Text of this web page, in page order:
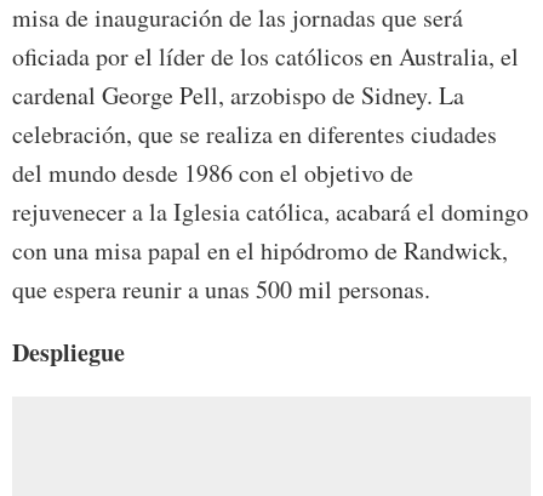
misa de inauguración de las jornadas que será
oficiada por el líder de los católicos en Australia, el
cardenal George Pell, arzobispo de Sidney. La
celebración, que se realiza en diferentes ciudades
del mundo desde 1986 con el objetivo de
rejuvenecer a la Iglesia católica, acabará el domingo
con una misa papal en el hipódromo de Randwick,
que espera reunir a unas 500 mil personas.
Despliegue